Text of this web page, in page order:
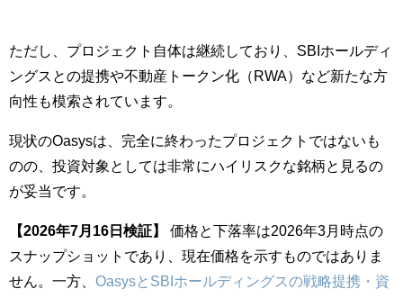
ただし、プロジェクト自体は継続しており、SBIホールディ
ングスとの提携や不動産トークン化（RWA）など新たな方
向性も模索されています。
現状のOasysは、完全に終わったプロジェクトではないも
のの、投資対象としては非常にハイリスクな銘柄と見るの
が妥当です。
【2026年7月16日検証】
価格と下落率は2026年3月時点の
スナップショットであり、現在価格を示すものではありま
せん。一方、 OasysとSBIホールディングスの戦略提携・資